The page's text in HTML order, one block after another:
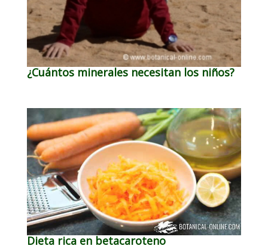
¿Cuántos minerales necesitan los niños?
Dieta rica en betacaroteno